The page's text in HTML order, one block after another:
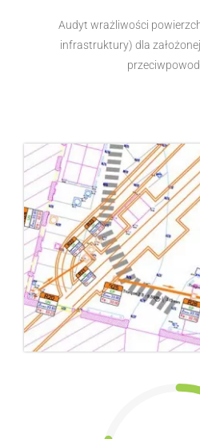
Audyt wrażliwości
infrastruktury) dla